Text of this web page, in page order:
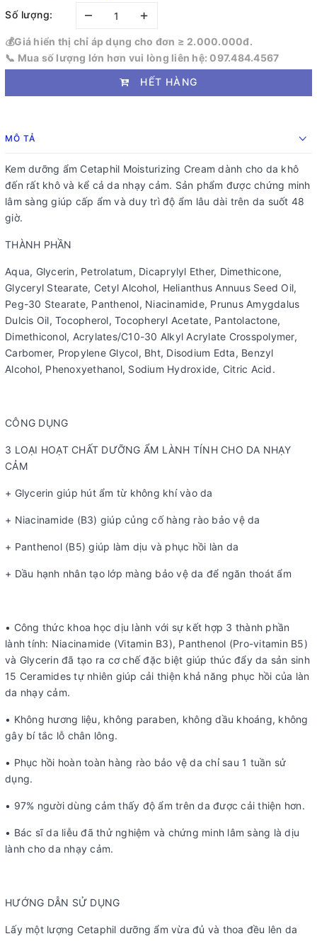
Số lượng: – +
💰Giá hiển thị chỉ áp dụng cho đơn ≥ 2.000.000đ.
📞 Mua số lượng lớn hơn vui lòng liên hệ: 097.484.4567
HẾT HÀNG
MÔ TẢ
Kem dưỡng ẩm Cetaphil Moisturizing Cream dành cho da khô
đến rất khô và kể cả da nhạy cảm. Sản phẩm được chứng minh
lâm sàng giúp cấp ẩm và duy trì độ ẩm lâu dài trên da suốt 48
giờ.
THÀNH PHẦN
Aqua, Glycerin, Petrolatum, Dicaprylyl Ether, Dimethicone,
Glyceryl Stearate, Cetyl Alcohol, Helianthus Annuus Seed Oil,
Peg-30 Stearate, Panthenol, Niacinamide, Prunus Amygdalus
Dulcis Oil, Tocopherol, Tocopheryl Acetate, Pantolactone,
Dimethiconol, Acrylates/C10-30 Alkyl Acrylate Crosspolymer,
Carbomer, Propylene Glycol, Bht, Disodium Edta, Benzyl
Alcohol, Phenoxyethanol, Sodium Hydroxide, Citric Acid.
CÔNG DỤNG
3 LOẠI HOẠT CHẤT DƯỠNG ẨM LÀNH TÍNH CHO DA NHẠY
CẢM
+ Glycerin giúp hút ẩm từ không khí vào da
+ Niacinamide (B3) giúp củng cố hàng rào bảo vệ da
+ Panthenol (B5) giúp làm dịu và phục hồi làn da
+ Dầu hạnh nhân tạo lớp màng bảo vệ da để ngăn thoát ẩm
• Công thức khoa học dịu lành với sự kết hợp 3 thành phần
lành tính: Niacinamide (Vitamin B3), Panthenol (Pro-vitamin B5)
và Glycerin đã tạo ra cơ chế đặc biệt giúp thúc đẩy da sản sinh
15 Ceramides tự nhiên giúp cải thiện khả năng phục hồi của làn
da nhạy cảm.
• Không hương liệu, không paraben, không dầu khoáng, không
gây bí tắc lỗ chân lông.
• Phục hồi hoàn toàn hàng rào bảo vệ da chỉ sau 1 tuần sử
dụng.
• 97% người dùng cảm thấy độ ẩm trên da được cải thiện hơn.
• Bác sĩ da liễu đã thử nghiệm và chứng minh lâm sàng là dịu
lành cho da nhạy cảm.
HƯỚNG DẪN SỬ DỤNG
Lấy một lượng Cetaphil dưỡng ẩm vừa đủ và thoa đều lên da